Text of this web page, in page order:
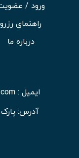
ورود /
راهنمای رزرو
درباره ما
ایمیل : kermanshahgasht2020@gmail.com
آدرس: پارک